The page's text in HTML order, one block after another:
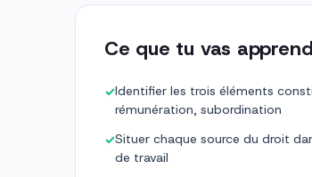
Ce que tu vas
✓Identifier les trois éléments
rémunération, subordination
✓Situer chaque source du droit
de travail